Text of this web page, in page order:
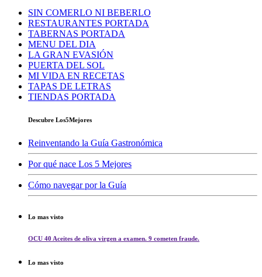
SIN COMERLO NI BEBERLO
RESTAURANTES PORTADA
TABERNAS PORTADA
MENU DEL DIA
LA GRAN EVASIÓN
PUERTA DEL SOL
MI VIDA EN RECETAS
TAPAS DE LETRAS
TIENDAS PORTADA
Descubre Los5Mejores
Reinventando la Guía Gastronómica
Por qué nace Los 5 Mejores
Cómo navegar por la Guía
Lo mas visto
OCU 40 Aceites de oliva virgen a examen. 9 cometen fraude.
Lo mas visto